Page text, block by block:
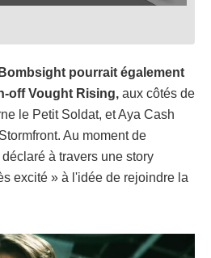
Bombsight pourrait également
off Vought Rising, aux côtés de
le Petit Soldat, et Aya Cash
Au moment de
à travers une story
excité » à l'idée de rejoindre la